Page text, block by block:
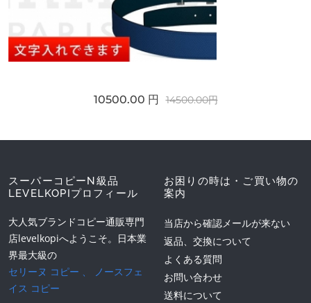
10500.00 円 14500.00円
スーパーコピーN級品
LEVELKOPIプロフィール
大人気ブランドコピー通販専門
店levelkopiへようこそ。日本業
界最大級の
セリーヌ コピー 、
ノースフェ
イス コピー
お困りの時は・ご買い物の
案内
当店から確認メールが来ない
返品、交換について
よくある質問
お問い合わせ
送料について